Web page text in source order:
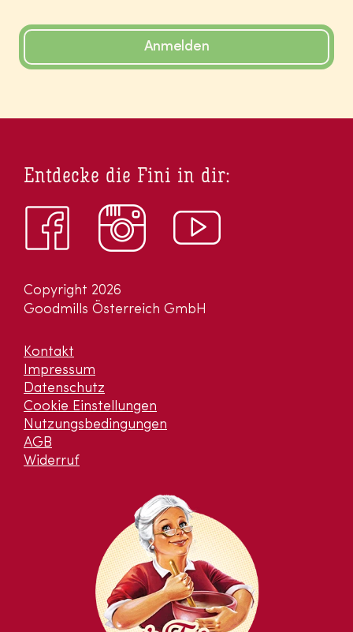
Anmelden
Copyright 2026
Goodmills Österreich GmbH
Kontakt
Impressum
Datenschutz
Cookie Einstellungen
Nutzungsbedingungen
AGB
Widerruf
Entdecke die Fini in dir: